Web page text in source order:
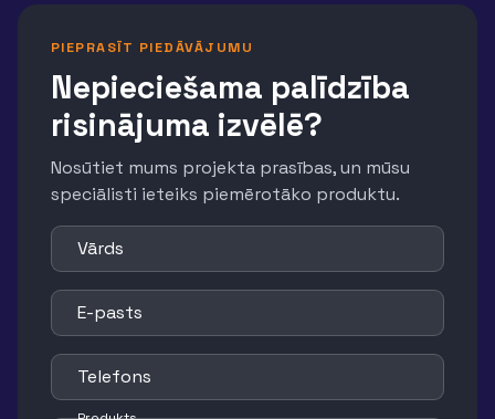
PIEPRASĪT PIEDĀVĀJUMU
Nepieciešama palīdzība
risinājuma izvēlē?
Nosūtiet mums projekta prasības, un mūsu
speciālisti ieteiks piemērotāko produktu.
Vārds
E-pasts
Telefons